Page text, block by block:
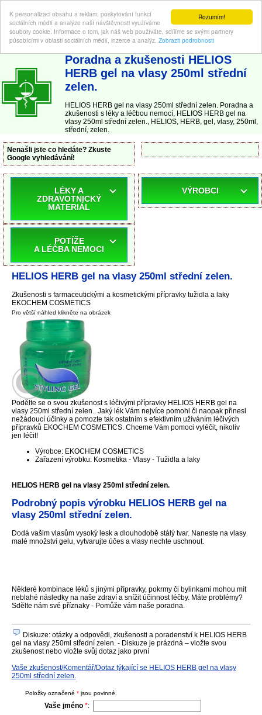
Rozumím!
K personalizaci obsahu a reklam, poskytování funkcí
sociálních médií a analýze naší návštěvnosti využíváme
soubory cookie. Informace o tom, jak náš web používáte, sdílíme se svými partnery
působícími v oblasti sociálních médií, inzerce a analýz. Zobrazit podrobnosti
ABC-LEKARNA.cz | Poradna a zkušenosti s léky a léčbou nemocí
Poradna a zkušenosti HELIOS
HERB gel na vlasy 250ml střední
zelen.
HELIOS HERB gel na vlasy 250ml střední zelen. Poradna a
zkušenosti s léky a léčbou nemocí, HELIOS HERB gel na
vlasy 250ml střední zelen., HELIOS, HERB, gel, vlasy, 250ml,
střední, zelen.
Nenašli jste co hledáte? Zkuste
Google vyhledávání!
LÉKY A
ZDRAVOTNICKÝ
MATERIÁL
POTÍŽE
A LÉČBA NEMOCI
VÝROBCI
HELIOS HERB gel na vlasy 250ml střední zelen.
Zkušenosti s farmaceutickými a kosmetickými přípravky tužidla a laky
EKOCHEM COSMETICS
Pro větší náhled klikněte na obrázek
Podělte se o svou zkušenost s léčivými přípravky HELIOS HERB gel na
vlasy 250ml střední zelen.. Jaký lék Vám nejvíce pomohl či naopak přinesl
nežádoucí účinky a pomozte tak ostatním s efektivním užíváním léčivých
přípravků EKOCHEM COSMETICS. Chceme Vám pomoci vyléčit, nikoliv
jen léčit!
Výrobce: EKOCHEM COSMETICS
Zařazení výrobku: Kosmetika - Vlasy - Tužidla a laky
HELIOS HERB gel na vlasy 250ml střední zelen.
Podrobný popis výrobku HELIOS HERB gel na
vlasy 250ml střední zelen.
Dodá vašim vlasům vysoký lesk a dlouhodobě stálý tvar. Naneste na vlasy
malé množství gelu, vytvarujte účes a vlasy nechte uschnout.
Některé kombinace léků s jinými přípravky, pokrmy či bylinkami mohou mít
neblahé následky na naše zdraví a snížit účinnost léčby. Máte problémy?
Sdělte nám své příznaky - Pomůže vám naše poradna.
Diskuze: otázky a odpovědi, zkušenosti a poradenství k HELIOS HERB
gel na vlasy 250ml střední zelen. - Diskuze je prázdná – vložte svou
zkušenost nebo vložte svůj dotaz jako první
Vaše zkušenost/Komentář/Dotaz týkající se HELIOS HERB gel na vlasy
250ml střední zelen.
Položky označené * jsou povinné.
Vaše jméno *: